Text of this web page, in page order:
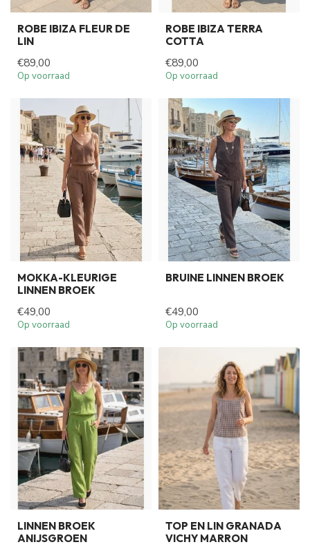
ROBE IBIZA FLEUR DE
LIN
€89,00
Op voorraad
ROBE IBIZA TERRA
COTTA
€89,00
Op voorraad
MOKKA-KLEURIGE
LINNEN BROEK
€49,00
Op voorraad
BRUINE LINNEN BROEK
€49,00
Op voorraad
LINNEN BROEK
ANIJSGROEN
TOP EN LIN GRANADA
VICHY MARRON